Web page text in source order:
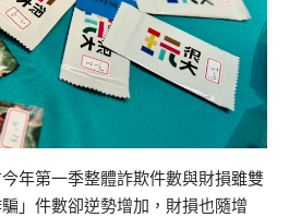
年第一季整體詐欺件數與財損雖雙
」件數卻逆勢增加，財損也隨增